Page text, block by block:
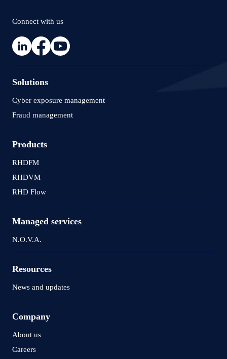
Connect with us
Solutions
Cyber exposure management
Fraud management
Products
RHDFM
RHDVM
RHD Flow
Managed services
N.O.V.A.
Resources
News and updates
Company
About us
Careers